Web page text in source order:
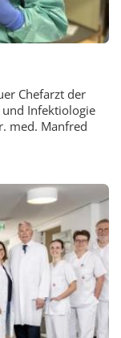
Chefarzt der
Infektiologie
med. Manfred